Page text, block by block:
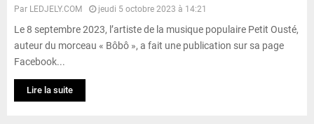
Par LEDJELY.COM jeudi 5 octobre 2023 à 14:21
Le 8 septembre 2023, l’artiste de la musique populaire Petit Ousté,
auteur du morceau « Bôbô », a fait une publication sur sa page
Facebook...
Lire la suite